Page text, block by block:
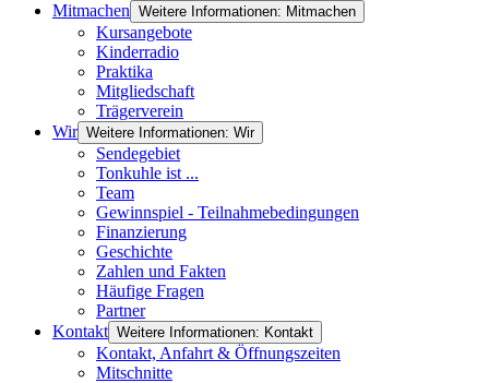
Mitmachen Weitere Informationen: Mitmachen
Kursangebote
Kinderradio
Praktika
Mitgliedschaft
Trägerverein
Wir Weitere Informationen: Wir
Sendegebiet
Tonkuhle ist ...
Team
Gewinnspiel - Teilnahmebedingungen
Finanzierung
Geschichte
Zahlen und Fakten
Häufige Fragen
Partner
Kontakt Weitere Informationen: Kontakt
Kontakt, Anfahrt & Öffnungszeiten
Mitschnitte